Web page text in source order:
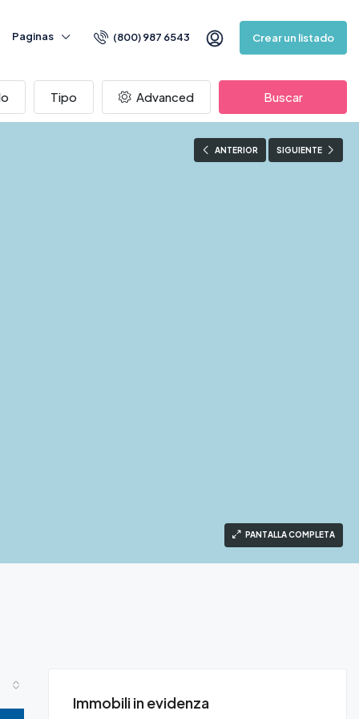
Paginas (800) 987 6543 Crear un listado
Tipo Advanced Buscar
ANTERIOR SIGUIENTE
PANTALLA COMPLETA
Immobili in evidenza